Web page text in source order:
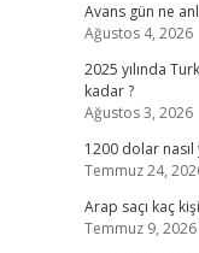
Avans gün ne
Ağustos 4, 2026
2025 yılında
kadar ?
Ağustos 3, 2026
1200 dolar nasıl
Temmuz 24,
Arap saçı kaç
Temmuz 9, 2026